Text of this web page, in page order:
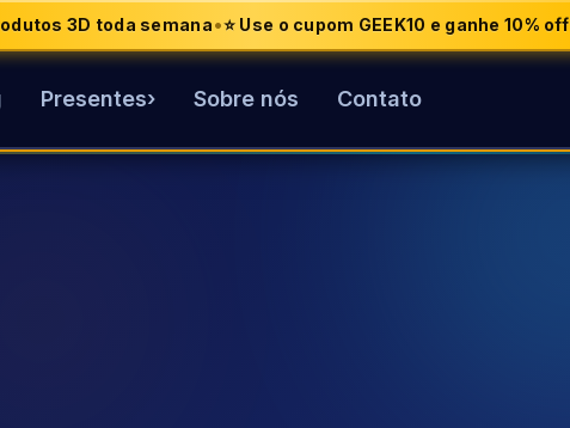
3D toda semana•⭐ Use o cupom GEEK10 e ganhe 10% off
Presentes› Sobre nós Contato